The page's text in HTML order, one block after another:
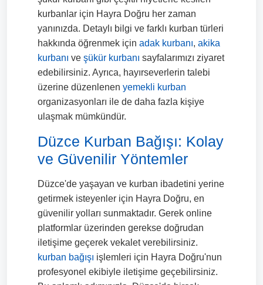
kurbanlar için Hayra Doğru her zaman
yanınızda. Detaylı bilgi ve farklı kurban türleri
hakkında öğrenmek için adak kurbanı, akika
kurbanı ve şükür kurbanı sayfalarımızı ziyaret
edebilirsiniz. Ayrıca, hayırseverlerin talebi
üzerine düzenlenen yemekli kurban
organizasyonları ile de daha fazla kişiye
ulaşmak mümkündür.
Düzce Kurban Bağışı: Kolay
ve Güvenilir Yöntemler
Düzce'de yaşayan ve kurban ibadetini yerine
getirmek isteyenler için Hayra Doğru, en
güvenilir yolları sunmaktadır. Gerek online
platformlar üzerinden gerekse doğrudan
iletişime geçerek vekalet verebilirsiniz.
kurban bağışı işlemleri için Hayra Doğru'nun
profesyonel ekibiyle iletişime geçebilirsiniz.